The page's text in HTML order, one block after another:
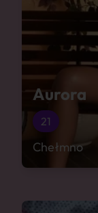
Aurora
21
Chełmno